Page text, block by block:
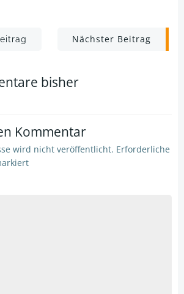
Post
navigation
Nächster Beitrag
bisher
Kommentar
wird nicht veröffentlicht. Erforderliche